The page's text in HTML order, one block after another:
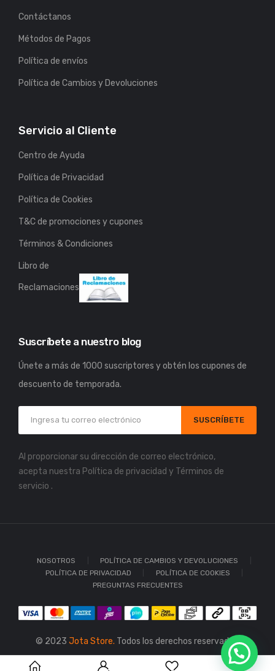
Contáctanos
Métodos de Pagos
Política de envíos
Política de Cambios y Devoluciones
Servicio al Cliente
Centro de Ayuda
Política de Privacidad
Política de Cookies
T&C de promociones y cupones
Términos & Condiciones
Libro de
Reclamaciones
Suscríbete a nuestro blog
Únete a más de 1000 suscriptores y obtén los cupones de
descuento de temporada.
SUSCRÍBETE
Al proporcionar su dirección de correo electrónico,
acepta nuestra Política de privacidad y Términos de
servicio .
NOSOTROS
POLÍTICA DE CAMBIOS Y DEVOLUCIONES
POLÍTICA DE PRIVACIDAD
POLÍTICA DE COOKIES
PREGUNTAS FRECUENTES
© 2023 Jota Store. Todos los derechos reservados.